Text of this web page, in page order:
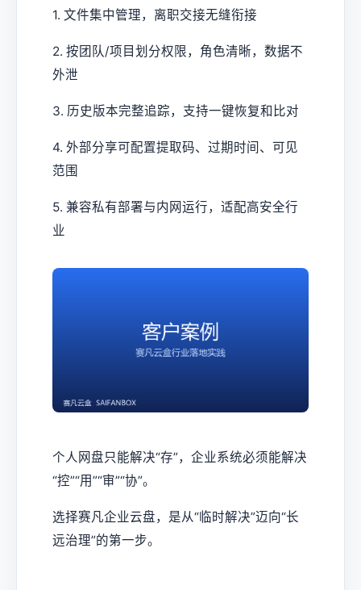
1. 文件集中管理，离职交接无缝衔接
2. 按团队/项目划分权限，角色清晰，数据不
外泄
3. 历史版本完整追踪，支持一键恢复和比对
4. 外部分享可配置提取码、过期时间、可见
范围
5. 兼容私有部署与内网运行，适配高安全行
业
个人网盘只能解决“存”，企业系统必须能解决
“控”“用”“审”“协”。
选择赛凡企业云盘，是从“临时解决”迈向“长
远治理”的第一步。